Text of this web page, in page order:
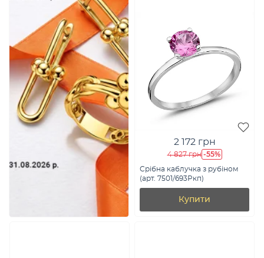
2 172 грн
4 827 грн -55%
Срібна каблучка з рубіном
(арт. 7501/693Ркп)
Купити